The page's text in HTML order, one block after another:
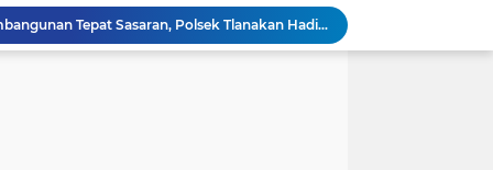
Kawal Perencanaan Pembangunan Tepat Sasaran, Polsek Tlanakan Hadiri Musrenbangdes Desa Bandaran
BPS Sampang: UMKM dan Usaha Besar Wajib Terdata di Sensus Ekonomi 2026, Kunci Kebijakan Tepat Sasaran